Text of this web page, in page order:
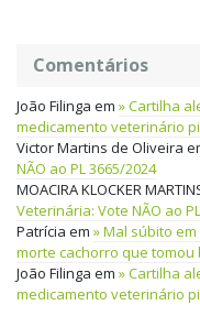
Comentários
João Filinga em
Cartilha
medicamento veterinário
Victor Martins de Oliveira
NÃO ao PL 3665/2024
MOACIRA KLOCKER
Veterinária: Vote NÃO ao
Patrícia em
Mal súbito
morte cachorro que
João Filinga em
Cartilha
medicamento veterinário